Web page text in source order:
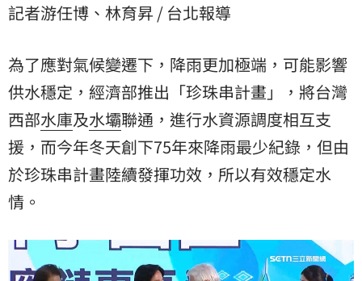
記者游任博、林育昇 / 台北報導
為了應對氣候變遷下，降雨更加極端，可能影響
供水穩定，經濟部推出「珍珠串計畫」，將台灣
西部水庫及水壩聯通，進行水資源調度相互支
援，而今年冬天創下75年來降雨最少紀錄，但由
於珍珠串計畫陸續發揮功效，所以有效穩定水
情。